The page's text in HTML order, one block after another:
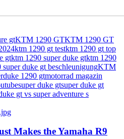
gtKTM 1290 GTKTM 1290 GT
ktm 1290 gt testktm 1290 gt top
gtktm 1290 super duke gtktm 1290
super duke gt beschleunigungKTM
1290 gtmotorrad magazin
super duke gtsuper duke gt
gt vs super adventure s
Makes the Yamaha R9